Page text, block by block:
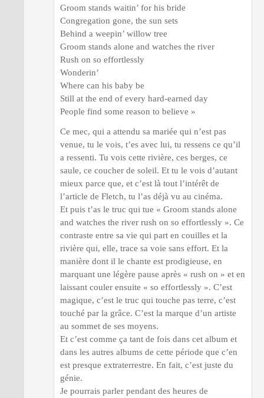
Groom stands waitin’ for his bride
Congregation gone, the sun sets
Behind a weepin’ willow tree
Groom stands alone and watches the river
Rush on so effortlessly
Wonderin’
Where can his baby be
Still at the end of every hard-earned day
People find some reason to believe »
Ce mec, qui a attendu sa mariée qui n’est pas
venue, tu le vois, t’es avec lui, tu ressens ce qu’il
a ressenti. Tu vois cette rivière, ces berges, ce
saule, ce coucher de soleil. Et tu le vois d’autant
mieux parce que, et c’est là tout l’intérêt de
l’article de Fletch, tu l’as déjà vu au cinéma.
Et puis t’as le truc qui tue « Groom stands alone
and watches the river rush on so effortlessly ». Ce
contraste entre sa vie qui part en couilles et la
rivière qui, elle, trace sa voie sans effort. Et la
manière dont il le chante est prodigieuse, en
marquant une légère pause après « rush on » et en
laissant couler ensuite « so effortlessly ». C’est
magique, c’est le truc qui touche pas terre, c’est
touché par la grâce. C’est la marque d’un artiste
au sommet de ses moyens.
Et c’est comme ça tant de fois dans cet album et
dans les autres albums de cette période que c’en
est presque extraterrestre. En fait, c’est juste du
génie.
Je pourrais parler pendant des heures de